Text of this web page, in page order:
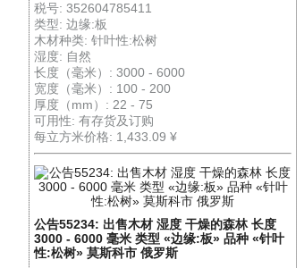
税号: 352604785411
类型: 边缘:板
木材种类: 针叶性:松树
湿度: 自然
长度（毫米）: 3000 - 6000
宽度（毫米）: 100 - 200
厚度（mm）: 22 - 75
可用性: 有存货及订购
每立方米价格: 1,433.09 ¥
公告55234: 出售木材 湿度 干燥的森林 长度
3000 - 6000 毫米 类型 «边缘:板» 品种 «针叶
性:松树» 莫斯科市 俄罗斯